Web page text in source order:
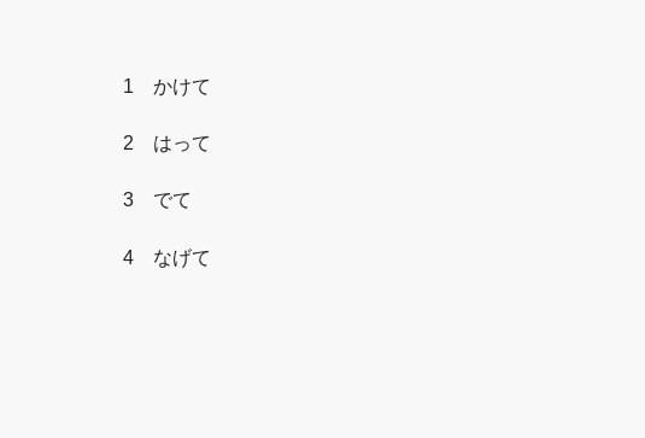
1 かけて
2 はって
3 でて
4 なげて